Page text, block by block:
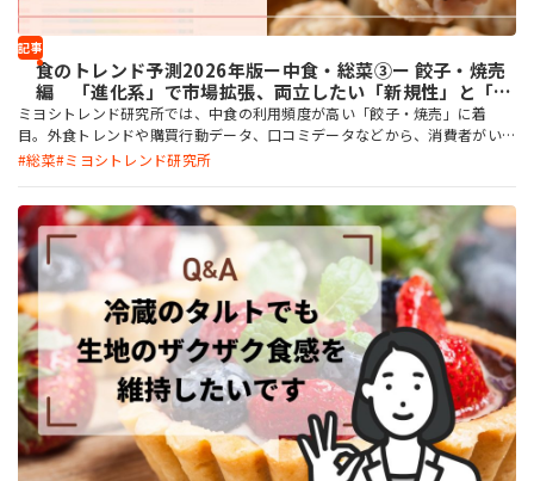
記事
食のトレンド予測2026年版ー中食・総菜③ー 餃子・焼売
編 「進化系」で市場拡張、両立したい「新規性」と「安
定感」
ミヨシトレンド研究所では、中食の利用頻度が高い「餃子・焼売」に着
目。外食トレンドや購買行動データ、口コミデータなどから、消費者がい
ま求める中食の餃子・焼売の要素を分析、考察しました。
総菜 ミヨシトレンド研究所